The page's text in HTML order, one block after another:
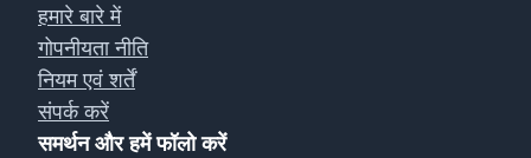
हमारे बारे में
गोपनीयता नीति
नियम एवं शर्तें
संपर्क करें
समर्थन और हमें फॉलो करें